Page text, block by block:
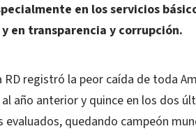
en los servicios
en transparencia y corrupción.
registró la peor caída de toda
año anterior y quince en los dos
evaluados, quedando campeón